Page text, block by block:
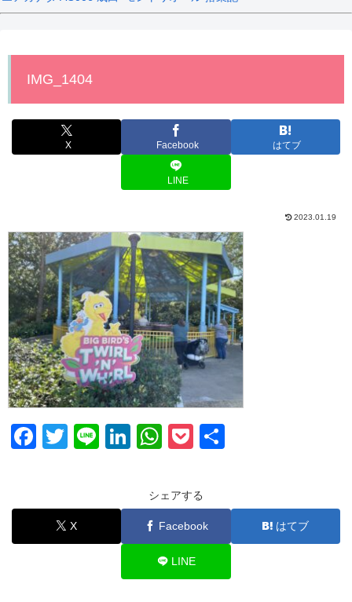
IMG_1404
X Facebook はてブ
LINE
2023.01.19
F
e
b
T
er
Li
Li
e
dI
W
at
s
A
p
p
P
ck
et
シェアする
X Facebook はてブ
LINE